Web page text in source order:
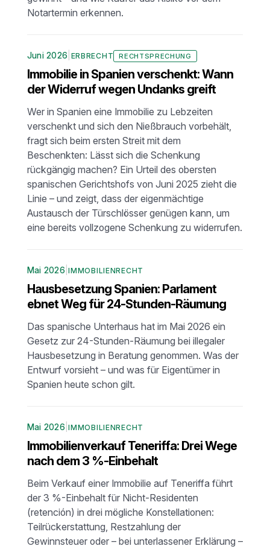
Notartermin erkennen.
Juni 2026 ERBRECHT RECHTSPRECHUNG
Immobilie in Spanien verschenkt: Wann
der Widerruf wegen Undanks greift
Wer in Spanien eine Immobilie zu Lebzeiten
verschenkt und sich den Nießbrauch vorbehält,
fragt sich beim ersten Streit mit dem
Beschenkten: Lässt sich die Schenkung
rückgängig machen? Ein Urteil des obersten
spanischen Gerichtshofs von Juni 2025 zieht die
Linie – und zeigt, dass der eigenmächtige
Austausch der Türschlösser genügen kann, um
eine bereits vollzogene Schenkung zu widerrufen.
Mai 2026|IMMOBILIENRECHT
Hausbesetzung Spanien: Parlament
ebnet Weg für 24-Stunden-Räumung
Das spanische Unterhaus hat im Mai 2026 ein
Gesetz zur 24-Stunden-Räumung bei illegaler
Hausbesetzung in Beratung genommen. Was der
Entwurf vorsieht – und was für Eigentümer in
Spanien heute schon gilt.
Mai 2026|IMMOBILIENRECHT
Immobilienverkauf Teneriffa: Drei Wege
nach dem 3 %-Einbehalt
Beim Verkauf einer Immobilie auf Teneriffa führt
der 3 %-Einbehalt für Nicht-Residenten
(retención) in drei mögliche Konstellationen:
Teilrückerstattung, Restzahlung der
Gewinnsteuer oder – bei unterlassener Erklärung –